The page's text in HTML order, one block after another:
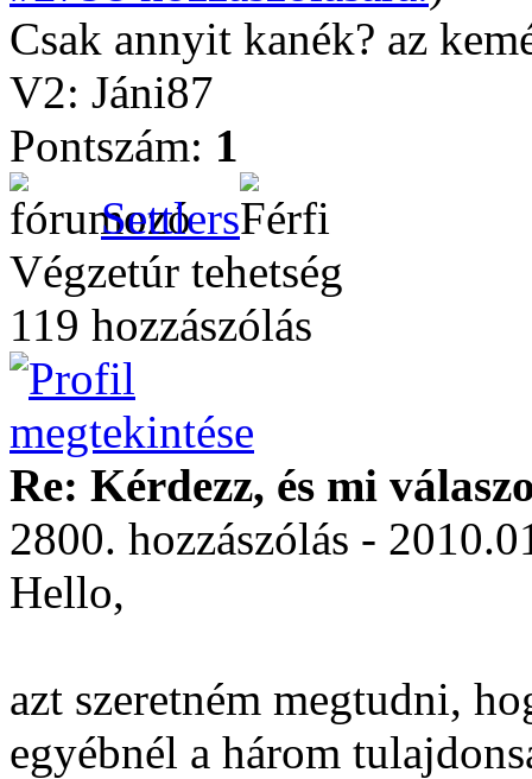
Csak annyit kanék? az
V2: Jáni87
Pontszám: 1
Settlers
Végzetúr tehetség
119 hozzászólás
Re: Kérdezz, és mi
2800. hozzászólás -
Hello,
azt szeretném megtudni,
egyébnél a három